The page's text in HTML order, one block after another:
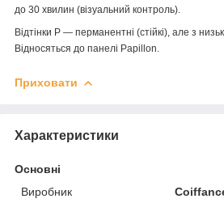
до 30 хвилин (візуальний контроль).
Відтінки P — перманентні (стійкі), але з
Відносяться до панелі Papillon.
Приховати
Характеристики
Основні
Виробник